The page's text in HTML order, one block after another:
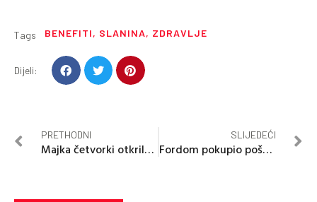
Tags BENEFITI, SLANINA, ZDRAVLJE
Dijeli:
PRETHODNI
Majka četvorki otkrila kako je iznijela rizičnu trudnoću
SLIJEDEĆI
Fordom pokupio poštara na gradskom mostu